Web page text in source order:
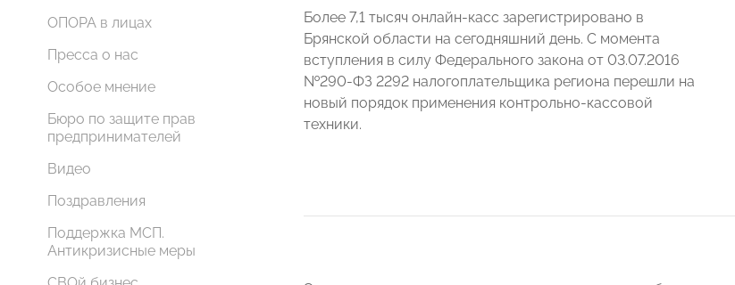
ОПОРА в лицах
Пресса о нас
Особое мнение
Бюро по защите прав
предпринимателей
Видео
Поздравления
Поддержка МСП.
Антикризисные меры
Более 7,1 тысяч онлайн-касс зарегистрировано в
Брянской области на сегодняшний день. С момента
вступления в силу Федерального закона от 03.07.2016
№290-ФЗ 2292 налогоплательщика региона перешли на
новый порядок применения контрольно-кассовой
техники.